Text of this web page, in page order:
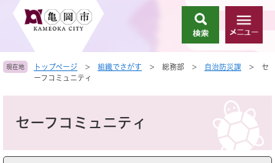
頭
す
飛
し
索
メ
ニ
ー
現在地 トップページ > 組織でさがす > 総務部 > 自治防災課 >
セ
ーフコミュニティ
セーフコミュニティ